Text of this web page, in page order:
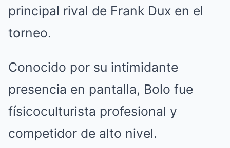
principal rival de Frank Dux en el
torneo.
Conocido por su intimidante
presencia en pantalla, Bolo fue
físicoculturista profesional y
competidor de alto nivel.